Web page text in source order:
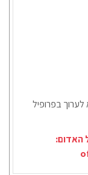
בפרופיל
האדום: